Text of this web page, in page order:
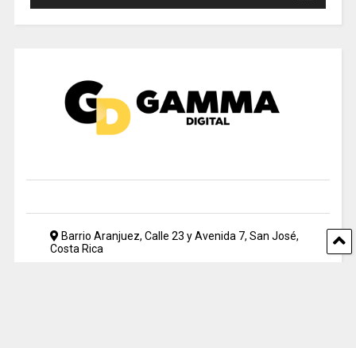
Barrio Aranjuez, Calle 23 y Avenida 7, San José,
Costa Rica